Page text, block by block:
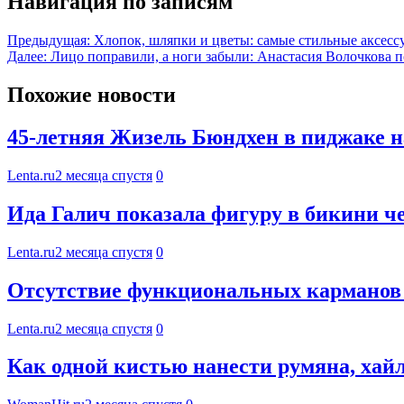
Предыдущая: Хлопок, шляпки и цветы: самые стильные
Далее: Лицо поправили, а ноги забыли: Анастасия Волочкова
Похожие новости
45-летняя Жизель Бюндхен в пиджаке
Lenta.ru2 месяца спустя 0
Ида Галич показала фигуру в бикини
Lenta.ru2 месяца спустя 0
Отсутствие функциональных
Lenta.ru2 месяца спустя 0
Как одной кистью нанести румяна,